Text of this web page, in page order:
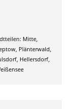
Mitte,
Plänterwald,
Hellersdorf,